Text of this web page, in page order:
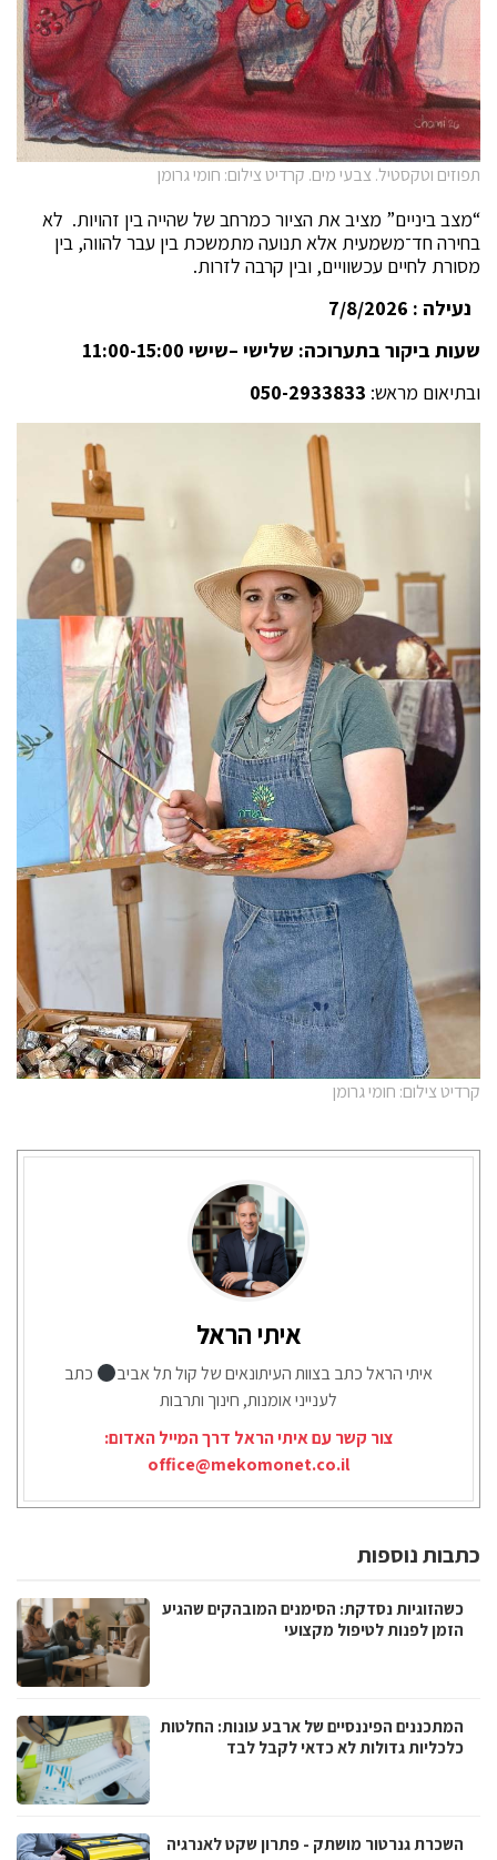
תפוזים וטקסטיל. צבעי מים. קרדיט צילום: חומי גרומן
“מצב ביניים” מציב את הציור כמרחב של שהייה בין זהויות. לא
בחירה חד־משמעית אלא תנועה מתמשכת בין עבר להווה, בין
מסורת לחיים עכשוויים, ובין קרבה לזרות.
נעילה :
7/8/2026
שעות ביקור בתערוכה: שלישי –שישי 11:00-15:00
ובתיאום מראש: 050-2933833
קרדיט צילום: חומי גרומן
איתי הראל
איתי הראל כתב בצוות העיתונאים של קול תל אביב
כתב
לענייני אומנות, חינוך ותרבות
צור קשר עם איתי הראל דרך המייל האדום:
office@mekomonet.co.il
כתבות נוספות
כשהזוגיות נסדקת: הסימנים המובהקים שהגיע
הזמן לפנות לטיפול מקצועי
המתכננים הפיננסיים של ארבע עונות: החלטות
כלכליות גדולות לא כדאי לקבל לבד
השכרת גנרטור מושתק - פתרון שקט לאנרגיה